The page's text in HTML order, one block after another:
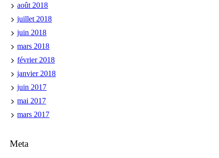
août 2018
juillet 2018
juin 2018
mars 2018
février 2018
janvier 2018
juin 2017
mai 2017
mars 2017
Meta